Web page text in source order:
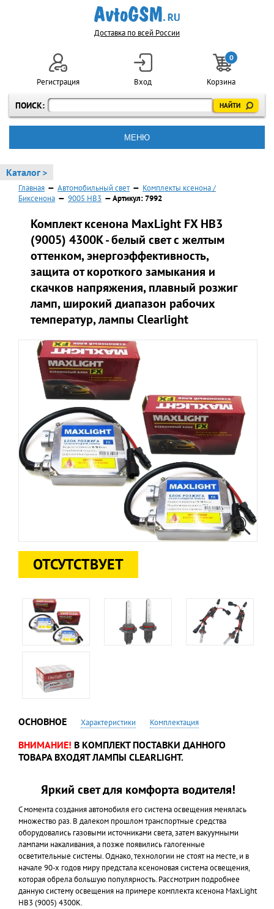
Доставка по всей России
ПОИСК:
Регистрация Вход
0
Корзина
МЕНЮ
Каталог >
Главная — Автомобильный свет — Комплекты ксенона /
Биксенона — 9005 HB3 — Артикул: 7992
Комплект ксенона MaxLight FX HB3
(9005) 4300K - белый свет с желтым
оттенком, энергоэффективность,
защита от короткого замыкания и
скачков напряжения, плавный розжиг
ламп, широкий диапазон рабочих
температур, лампы Clearlight
ОТСУТСТВУЕТ
ОСНОВНОЕ Характеристики Комплектация
ВНИМАНИЕ! В КОМПЛЕКТ ПОСТАВКИ ДАННОГО
ТОВАРА ВХОДЯТ ЛАМПЫ CLEARLIGHT.
Яркий свет для комфорта водителя!
С момента создания автомобиля его система освещения менялась
множество раз. В далеком прошлом транспортные средства
оборудовались газовыми источниками света, затем вакуумными
лампами накаливания, а позже появились галогенные
осветительные системы. Однако, технологии не стоят на месте, и в
начале 90-х годов миру предстала ксеноновая система освещения,
которая обрела большую популярность. Рассмотрим подробнее
данную систему освещения на примере комплекта ксенона MaxLight
HB3 (9005) 4300K.